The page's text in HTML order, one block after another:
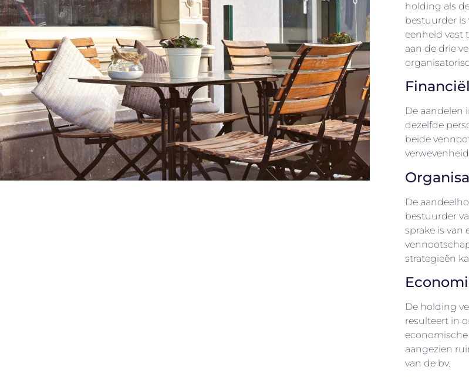
holding als
bestuurder is
eenheid vast
aan de drie
De aandelen
dezelfde
beide
De
bestuurder
sprake is van
strategieën
De holding
resulteert in
aangezien
van de bv.